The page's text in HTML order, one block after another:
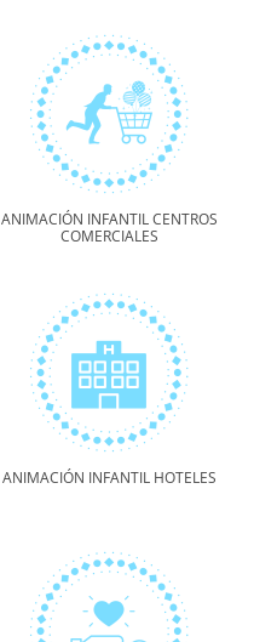
ANIMACIÓN INFANTIL CENTROS
COMERCIALES
ANIMACIÓN INFANTIL HOTELES